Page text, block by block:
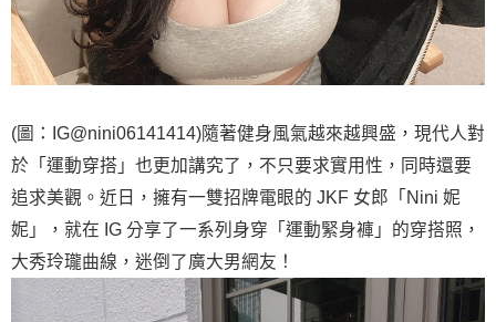
(圖：IG@nini06141414)隨著健身風氣越來越興盛，現代人對
於「運動穿搭」也更加講究了，不只要求實用性，同時還要
追求美觀。近日，擁有一雙招牌電眼的 JKF 女郎「Nini 妮
妮」，就在 IG 分享了一系列身穿「運動緊身褲」的穿搭照，
大秀玲瓏曲線，迷倒了廣大男網友！